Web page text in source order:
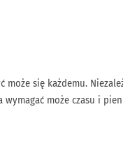
się każdemu.
może czasu i